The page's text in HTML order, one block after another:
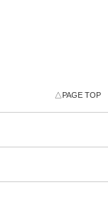
△PAGE TOP